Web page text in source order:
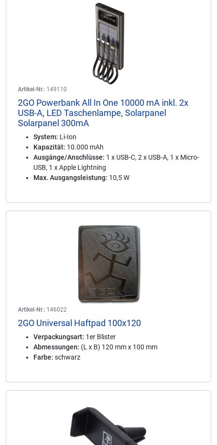
Artikel-Nr.: 149110
2GO Powerbank All In One 10000 mA inkl. 2x
USB-A, LED Taschenlampe, Solarpanel
Solarpanel 300mA
System: Li-Ion
Kapazität: 10.000 mAh
Ausgänge/Anschlüsse: 1 x USB-C, 2 x USB-A, 1 x Micro-
USB, 1 x Apple Lightning
Max. Ausgangsleistung: 10,5 W
Artikel-Nr.: 146022
2GO Universal Haftpad 100x120
Verpackungsart: 1er Blister
Abmessungen: (L x B) 120 mm x 100 mm
Farbe: schwarz